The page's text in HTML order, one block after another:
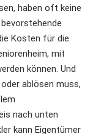
haben oft keine
Kosten für die
mit
können. Und
ablösen muss,
nach unten
kann Eigentümer